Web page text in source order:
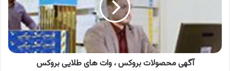
طلایی
آگهی محصولات بروکس ، وات های طلایی بروکس